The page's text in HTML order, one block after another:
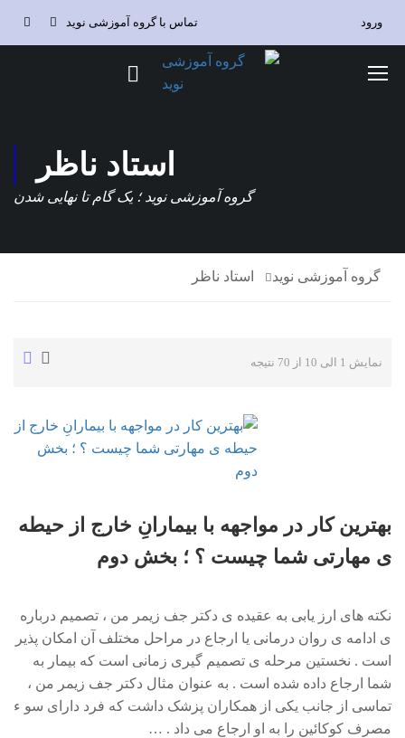
تماس با گروه آموزشی نوید ورود
استاد ناظر
گروه آموزشی نوید ؛ یک گام تا نهایی شدن
گروه آموزشی نوید استاد ناظر
نمایش 1 الی 10 از 70 نتیجه
بهترین کار در مواجهه با بیمارانِ خارج از حیطه
ی مهارتی شما چیست ؟ ؛ بخش دوم
نکته های ارز یابی به عقیده ی دکتر جف زیمر من ، تصمیم درباره
ی ادامه ی روان درمانی یا ارجاع در مراحل مختلف آن امکان پذیر
است . نخستین مرحله ی تصمیم گیری زمانی است که بیمار به
شما ارجاع داده شده است . به عنوان مثال دکتر جف زیمر من ،
تماسی از جانب یکی از همکاران پزشک داشت که فرد دارای سو ء
مصرف کوکائین را به او ارجاع می داد . …